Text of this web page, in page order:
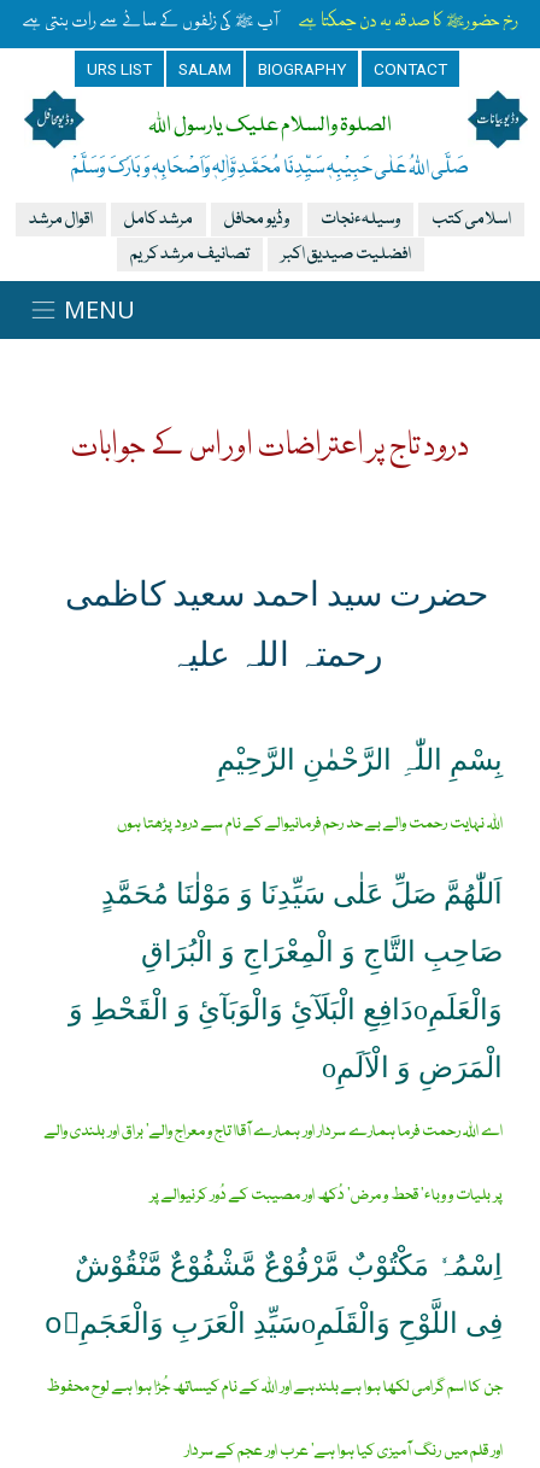
رخِ حضورﷺ کا صدقہ یہ دن چمکتا ہے آپ ﷺ کی زلفوں کے سائے سے رات بنتی ہے
URS LIST SALAM BIOGRAPHY CONTACT
الصلوۃ والسلام علیک یارسول اللہ
صَلَّی اللہُ عَلٰی حَبِیْبِہٖ سَیِّدِنَا مُحَمَّدِ وَّاٰلِہٖ وَاَصْحَابِہٖ وَبَارَکَ وَسَلَّمْ
اقوال مرشد مرشد کامل وڈیو محافل وسیلہءنجات
اسلامی کتب
تصانیف مرشد کریم
افضلیت صیدیق اکبر
درود تاج پر اعتراضات اور اس کے جوابات
حضرت سید احمد سعید کاظمی
رحمتہ اللہ علیہ
بِسْمِ اللّٰہِ الرَّحْمٰنِ الرَّحِیْمِ
اللہ نہایت رحمت والے بے حد رحم فرمانیوالے کے نام سے درود پڑھتا ہوں
اَللّٰھُمَّ صَلِّ عَلٰی سَیِّدِنَا وَ مَوْلٰنَا مُحَمَّدٍ
صَاحِبِ التَّاجِ وَ الْمِعْرَاجِ وَ الْبُرَاقِ
وَالْعَلَمِoدَافِعِ الْبَلَآئِ وَالْوَبَآئِ وَ الْقَحْطِ وَ
الْمَرَضِ وَ الْاَلَمِo
اے اللہ رحمت فرما ہمارے سردار اور ہمارے آقاا تاج و معراج والے‘ براق اور بلندی والے
پر بلیات و وباء‘ قحط و مرض‘ دُکھ اور مصیبت کے دُور کرنیوالے پر
اِسْمُہٗ مَکْتُوْبٌ مَّرْفُوْعٌ مَّشْفُوْعٌ مَّنْقُوْشٌ
فِی اللَّوْحِ وَالْقَلَمِoسَیِّدِ الْعَرَبِ وَالْعَجَمِoِ
جن کا اسم گرامی لکھا ہوا ہے بلندہے اور اللہ کے نام کیساتھ جُڑا ہوا ہے لوح محفوظ
اور قلم میں رنگ آمیزی کیا ہوا ہے‘ عرب اور عجم کے سردار